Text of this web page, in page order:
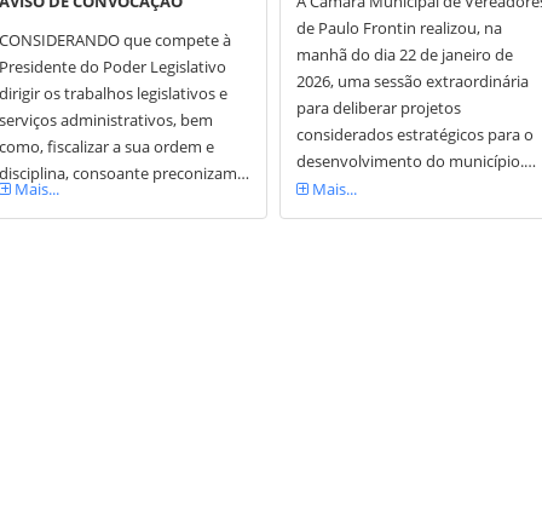
CONSIDERANDO que compete à
Presidente do Poder Legislativo
dirigir os trabalhos legislativos e
serviços administrativos, bem
como, fiscalizar a sua ordem e
disciplina, consoante preconizam…
Mais...
de Paulo Frontin realizou, na
manhã do dia 22 de janeiro de
2026, uma sessão extraordinária
para deliberar projetos
considerados estratégicos para o
desenvolvimento do município.…
Mais...